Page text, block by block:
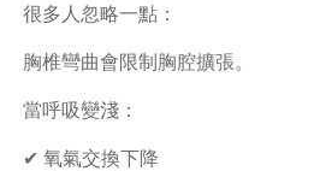
很多人忽略一點：
胸椎彎曲會限制胸腔擴張。
當呼吸變淺：
✔ 氧氣交換下降